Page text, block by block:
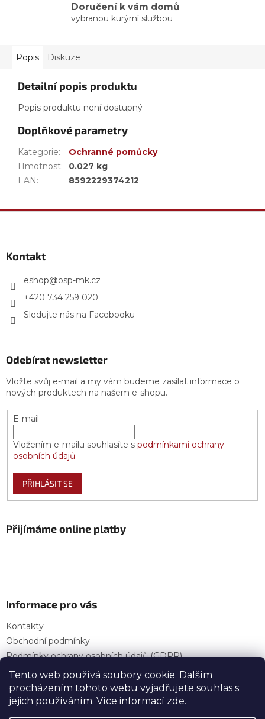
Tento web používá soubory cookie. Dalším
procházením tohoto webu vyjadřujete souhlas s
jejich používáním. Více informací zde.
Doručení k vám domů
vybranou kurýrní službou
Popis Diskuze
Detailní popis produktu
Popis produktu není dostupný
Doplňkové parametry
Kategorie:
Ochranné pomůcky
Hmotnost:
0.027 kg
EAN: 8592229374212
Kontakt
eshop@osp-mk.cz
+420 734 259 020
Sledujte nás na Facebooku
Odebírat newsletter
Vložte svůj e-mail a my vám budeme zasílat informace o
nových produktech na našem e-shopu.
E-mail
Vložením e-mailu souhlasíte s podmínkami ochrany
osobních údajů
PŘIHLÁSIT SE
Přijímáme online platby
Informace pro vás
Kontakty
Obchodní podmínky
Podmínky ochrany osobních údajů (GDPR)
Provozní doba